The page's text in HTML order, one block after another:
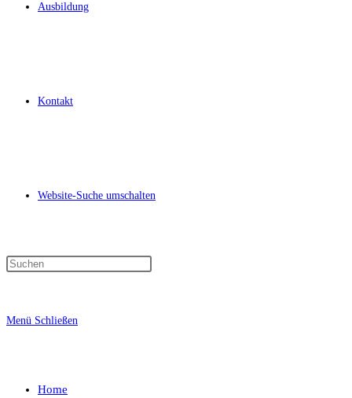
Ausbildung
Kontakt
Website-Suche umschalten
Menü Schließen
Home